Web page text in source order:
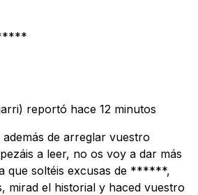
reportó hace 12 minutos
de arreglar vuestro
a leer, no os voy a dar más
que soltéis excusas de ******,
mirad el historial y haced vuestro